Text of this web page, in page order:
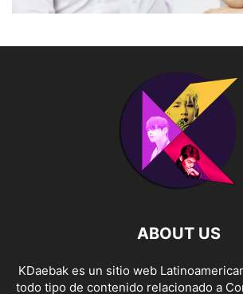
ABOUT US
KDaebak es un sitio web
todo tipo de contenido relacionado a